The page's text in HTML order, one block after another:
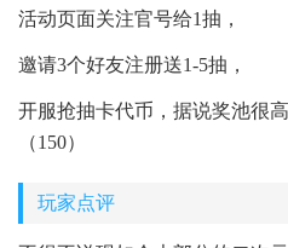
活动页面关注官号给1抽，
邀请3个好友注册送1-5抽，
开服抢抽卡代币，据说奖池很
（150）
玩家点评